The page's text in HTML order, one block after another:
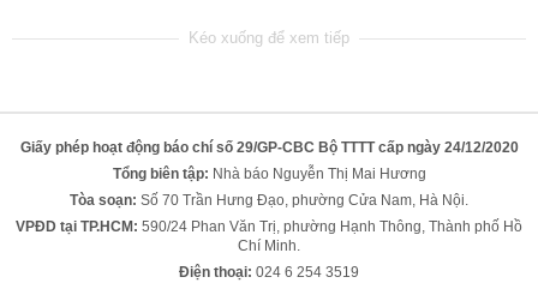
Giấy phép hoạt động báo chí số 29/GP-CBC Bộ TTTT cấp ngày 24/12/2020
Tổng biên tập: Nhà báo Nguyễn Thị Mai Hương
Tòa soạn: Số 70 Trần Hưng Đạo, phường Cửa Nam, Hà Nội.
VPĐD tại TP.HCM: 590/24 Phan Văn Trị, phường Hạnh Thông, Thành phố Hồ
Chí Minh.
Điện thoại: 024 6 254 3519